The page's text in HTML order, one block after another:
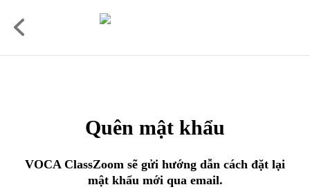
Quên mật khẩu
VOCA ClassZoom sẽ gửi hướng dẫn cách đặt lại
mật khẩu mới qua email.